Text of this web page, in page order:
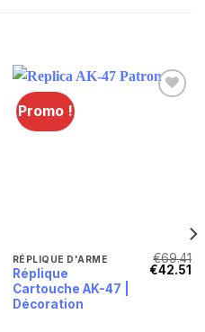
prix
actuel
est :
Promo !
RÉPLIQUE D'ARME
Réplique
Cartouche AK-47 |
Décoration
€69.41
Le
€42.51